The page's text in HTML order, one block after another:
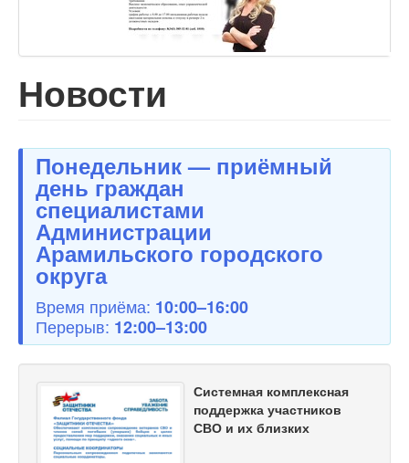
Новости
Понедельник — приёмный
день граждан
специалистами
Администрации
Арамильского городского
округа
Время приёма: 10:00–16:00
Перерыв: 12:00–13:00
Системная комплексная
поддержка участников
СВО и их близких